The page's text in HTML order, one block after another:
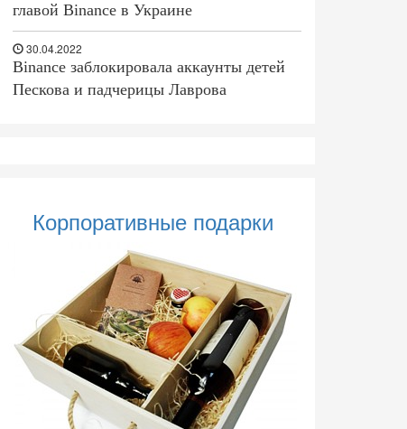
главой Binance в Украине
30.04.2022
Binance заблокировала аккаунты детей
Пескова и падчерицы Лаврова
Корпоративные подарки